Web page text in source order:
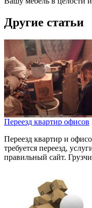
Другие статьи
Переезд квартир офисов
Переезд квартир и
требуется переезд,
правильный сайт.